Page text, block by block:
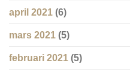
april 2021 (6)
mars 2021 (5)
februari 2021 (5)